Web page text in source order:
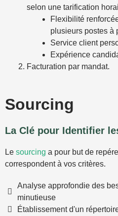
selon une tarification
Flexibilité
plusieurs postes à
Service client
Expérience
Facturation par mandat.
Sourcing
La Clé pour Identifier
Le sourcing a pour but de
correspondent à vos critères.
Analyse approfondie des
minutieuse
Établissement d'un